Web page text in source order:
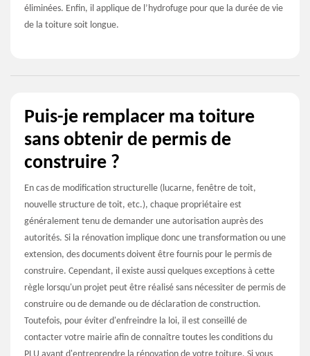
éliminées. Enfin, il applique de l’hydrofuge pour que la durée de vie
de la toiture soit longue.
Puis-je remplacer ma toiture
sans obtenir de permis de
construire ?
En cas de modification structurelle (lucarne, fenêtre de toit,
nouvelle structure de toit, etc.), chaque propriétaire est
généralement tenu de demander une autorisation auprès des
autorités. Si la rénovation implique donc une transformation ou une
extension, des documents doivent être fournis pour le permis de
construire. Cependant, il existe aussi quelques exceptions à cette
règle lorsqu'un projet peut être réalisé sans nécessiter de permis de
construire ou de demande ou de déclaration de construction.
Toutefois, pour éviter d'enfreindre la loi, il est conseillé de
contacter votre mairie afin de connaître toutes les conditions du